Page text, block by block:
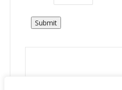
Submit